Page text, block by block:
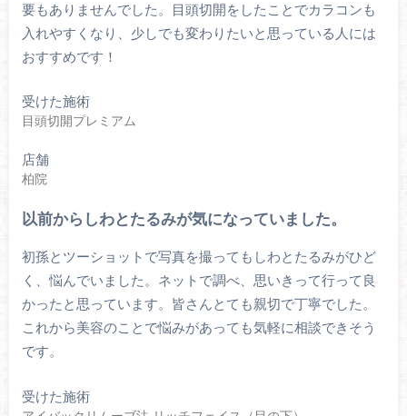
要もありませんでした。目頭切開をしたことでカラコンも
入れやすくなり、少しでも変わりたいと思っている人には
おすすめです！
受けた施術
目頭切開プレミアム
店舗
柏院
以前からしわとたるみが気になっていました。
初孫とツーショットで写真を撮ってもしわとたるみがひど
く、悩んでいました。ネットで調べ、思いきって行って良
かったと思っています。皆さんとても親切で丁寧でした。
これから美容のことで悩みがあっても気軽に相談できそう
です。
受けた施術